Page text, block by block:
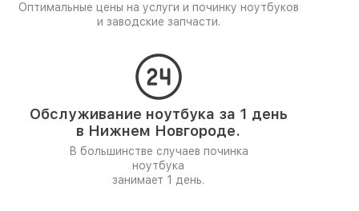
Оптимальные цены на услуги и починку ноутбуков
и заводские запчасти.
Обслуживание ноутбука за 1 день
в Нижнем Новгороде.
В большинстве случаев починка
ноутбука
занимает 1 день.